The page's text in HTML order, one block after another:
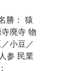
勝： 猿
廃寺 物
小豆／
参 民業